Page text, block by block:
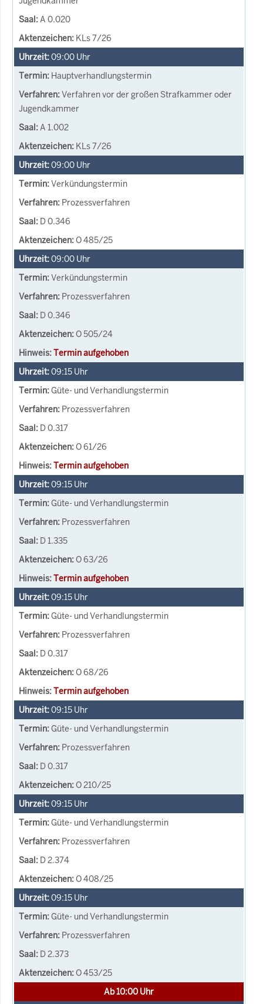
A 0.020
KLs 7/26
09:00 Uhr
Hauptverhandlungstermin
Verfahren vor der großen Strafkammer oder
Jugendkammer
A 1.002
KLs 7/26
09:00 Uhr
Verkündungstermin
Prozessverfahren
D 0.346
O 485/25
09:00 Uhr
Verkündungstermin
Prozessverfahren
D 0.346
O 505/24
Termin aufgehoben
09:15 Uhr
Güte- und Verhandlungstermin
Prozessverfahren
D 0.317
O 61/26
Termin aufgehoben
09:15 Uhr
Güte- und Verhandlungstermin
Prozessverfahren
D 1.335
O 63/26
Termin aufgehoben
09:15 Uhr
Güte- und Verhandlungstermin
Prozessverfahren
D 0.317
O 68/26
Termin aufgehoben
09:15 Uhr
Güte- und Verhandlungstermin
Prozessverfahren
D 0.317
O 210/25
09:15 Uhr
Güte- und Verhandlungstermin
Prozessverfahren
D 2.374
O 408/25
09:15 Uhr
Güte- und Verhandlungstermin
Prozessverfahren
D 2.373
O 453/25
Ab 10:00 Uhr